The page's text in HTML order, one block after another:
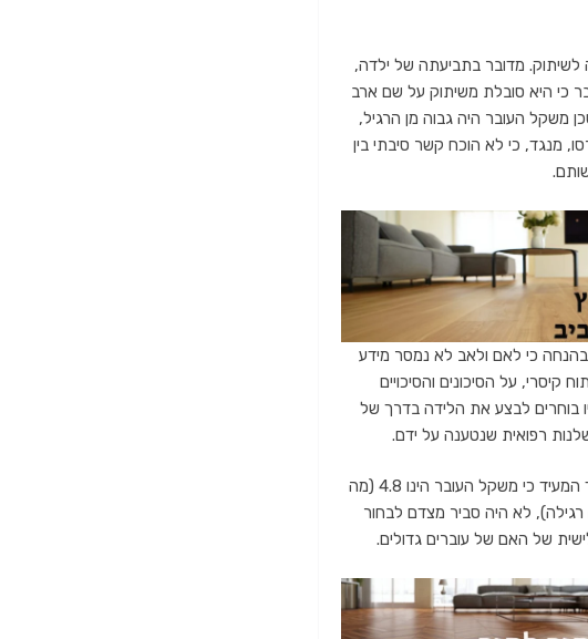
מדובר בתביעתה של ילדה,
ואשר לאחר הלידה הסתבר כי היא סובלת משיתוק על שם ארב
משקל העובר היה גבוה מן הרגיל,
מנגד, כי לא הוכח קשר סיבתי בין
כי לאם ולאב לא נמסר מידע
על הסיכונים והסיכויים
בוחרים לבצע את הלידה בדרך של
רפואית שנטענה על ידם.
השופטת רונן ציינה כי בנתונים שבהם עמדו בפני הרופאים שני ממצאי אולטרסאונד, האחד המעיד כי משקל העובר הינו 4.8 (מה
כי משקל העובר הינו 4.3 (מה שמצדיק לידה רגילה), לא היה סביר מצדם לבחור
של האם של עוברים גדולים.